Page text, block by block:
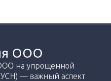
ООО
на упрощенной
— важный аспект